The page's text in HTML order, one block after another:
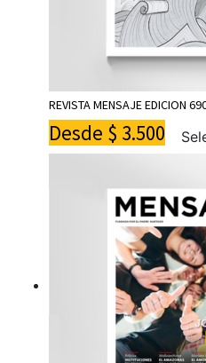
REVISTA MENSAJE EDICION
Desde $ 3.500